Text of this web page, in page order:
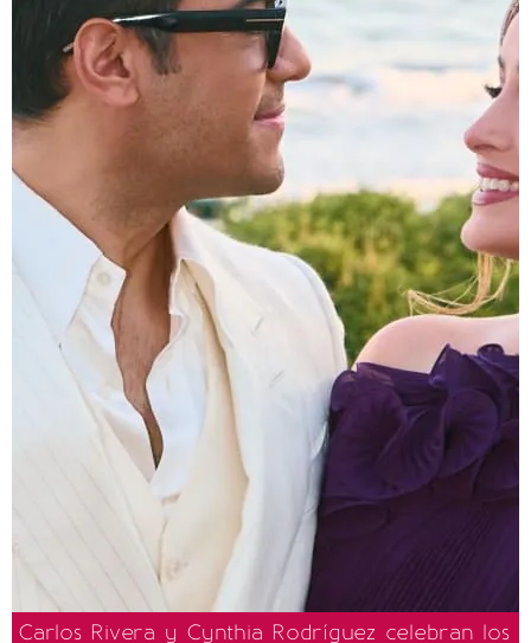
Carlos Rivera y Cynthia Rodríguez celebran los